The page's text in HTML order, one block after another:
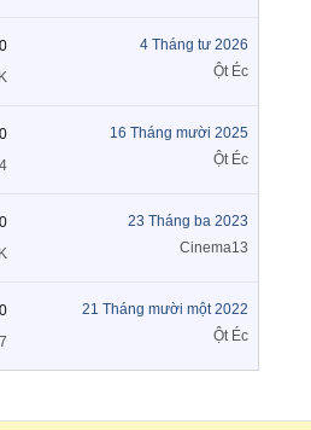
0
4 Tháng tư 2026
Ột Éc
0
16 Tháng mười 2025
Ột Éc
0
23 Tháng ba 2023
Cinema13
0
21 Tháng mười một 2022
Ột Éc